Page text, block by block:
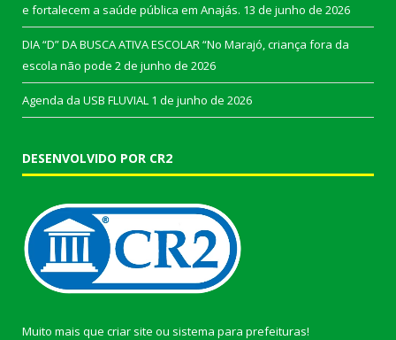
e fortalecem a saúde pública em Anajás. 13 de junho de 2026
DIA “D” DA BUSCA ATIVA ESCOLAR “No Marajó, criança fora da
escola não pode 2 de junho de 2026
Agenda da USB FLUVIAL 1 de junho de 2026
DESENVOLVIDO POR CR2
Muito mais que criar site ou sistema para prefeituras!